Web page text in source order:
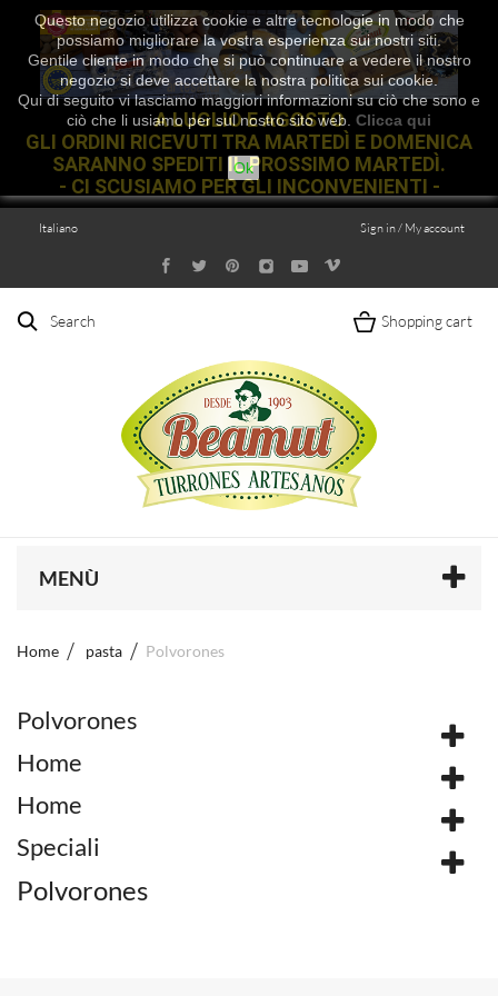
Questo negozio utilizza cookie e altre tecnologie in modo che
possiamo migliorare la vostra esperienza sui nostri siti.
Gentile cliente in modo che si può continuare a vedere il nostro
negozio si deve accettare la nostra politica sui cookie.
Qui di seguito vi lasciamo maggiori informazioni su ciò che sono e
ciò che li usiamo per sul nostro sito web. Clicca qui
Ok
A LUGLIO E AGOSTO
GLI ORDINI RICEVUTI TRA MARTEDÌ E DOMENICA
SARANNO SPEDITI IL PROSSIMO MARTEDÌ.
- CI SCUSIAMO PER GLI INCONVENIENTI -
Sign in / My account
Italiano
Search Shopping cart
MENÙ
Home pasta Polvorones
Polvorones
Home
Home
Speciali
Polvorones